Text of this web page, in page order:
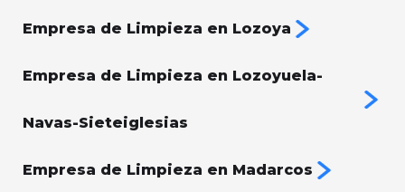
Empresa de Limpieza en Lozoya
Empresa de Limpieza en Lozoyuela-
Navas-Sieteiglesias
Empresa de Limpieza en Madarcos